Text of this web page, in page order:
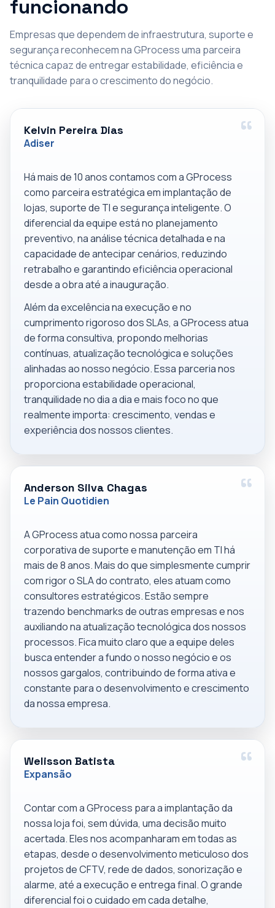
funcionando
Empresas que dependem de infraestrutura, suporte e
segurança reconhecem na GProcess uma parceira
técnica capaz de entregar estabilidade, eficiência e
tranquilidade para o crescimento do negócio.
Kelvin Pereira Dias
Adiser
Há mais de 10 anos contamos com a GProcess
como parceira estratégica em implantação de
lojas, suporte de TI e segurança inteligente. O
diferencial da equipe está no planejamento
preventivo, na análise técnica detalhada e na
capacidade de antecipar cenários, reduzindo
retrabalho e garantindo eficiência operacional
desde a obra até a inauguração.
Além da excelência na execução e no
cumprimento rigoroso dos SLAs, a GProcess atua
de forma consultiva, propondo melhorias
contínuas, atualização tecnológica e soluções
alinhadas ao nosso negócio. Essa parceria nos
proporciona estabilidade operacional,
tranquilidade no dia a dia e mais foco no que
realmente importa: crescimento, vendas e
experiência dos nossos clientes.
Anderson Silva Chagas
Le Pain Quotidien
A GProcess atua como nossa parceira
corporativa de suporte e manutenção em TI há
mais de 8 anos. Mais do que simplesmente cumprir
com rigor o SLA do contrato, eles atuam como
consultores estratégicos. Estão sempre
trazendo benchmarks de outras empresas e nos
auxiliando na atualização tecnológica dos nossos
processos. Fica muito claro que a equipe deles
busca entender a fundo o nosso negócio e os
nossos gargalos, contribuindo de forma ativa e
constante para o desenvolvimento e crescimento
da nossa empresa.
Welisson Batista
Expansão
Contar com a GProcess para a implantação da
nossa loja foi, sem dúvida, uma decisão muito
acertada. Eles nos acompanharam em todas as
etapas, desde o desenvolvimento meticuloso dos
projetos de CFTV, rede de dados, sonorização e
alarme, até a execução e entrega final. O grande
diferencial foi o cuidado em cada detalhe,